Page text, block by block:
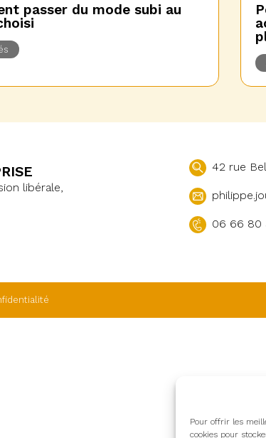
Pour offrir les
cookies pour
passer du mode subi au
libérale,
42 rue
06 66 80